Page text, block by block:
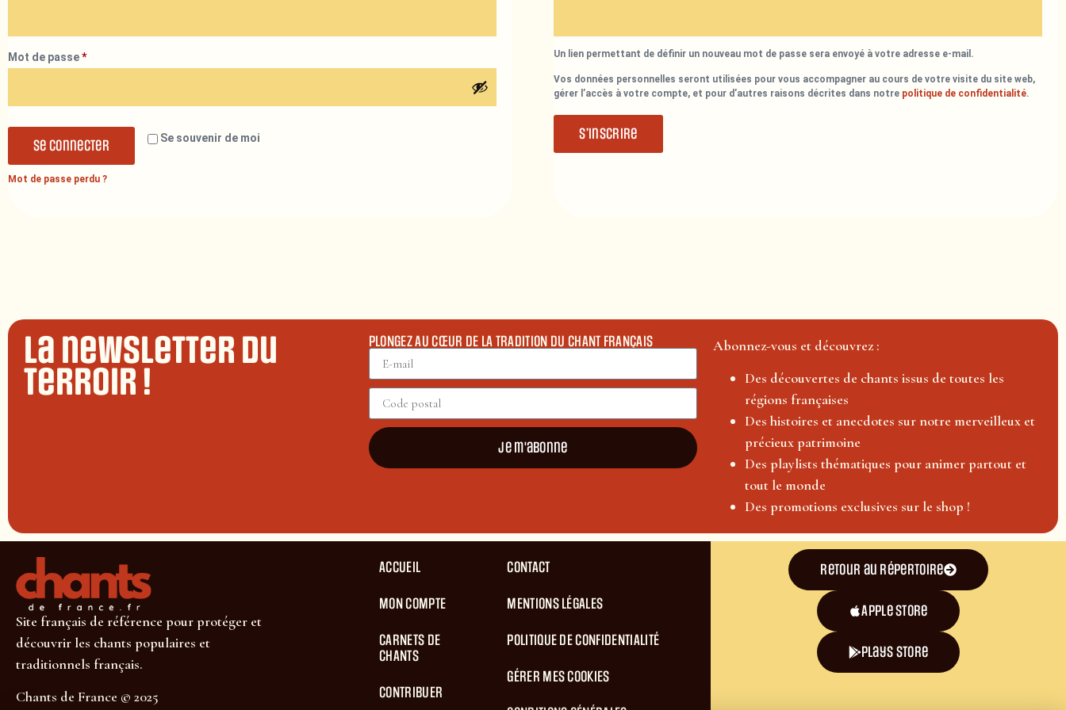
Mot de passe*
Se souvenir de moi
Se connecter
Mot de passe perdu ?
Un lien permettant de définir un nouveau mot de passe sera envoyé à votre adresse e-mail.
Vos données personnelles seront utilisées pour vous accompagner au cours de votre visite du site web,
gérer l’accès à votre compte, et pour d’autres raisons décrites dans notre politique de confidentialité.
S’inscrire
La newsletter du
terroir !
PLONGEZ AU CŒUR DE LA TRADITION DU CHANT FRANÇAIS
Je m'abonne
Abonnez-vous et découvrez :
Des découvertes de chants issus de toutes les
régions françaises
Des histoires et anecdotes sur notre merveilleux et
précieux patrimoine
Des playlists thématiques pour animer partout et
tout le monde
Des promotions exclusives sur le shop !
Site français de référence pour protéger et
découvrir les chants populaires et
traditionnels français.
Chants de France © 2025
ACCUEIL
MON COMPTE
CARNETS DE
CHANTS
CONTRIBUER
CONTACT
MENTIONS LÉGALES
POLITIQUE DE CONFIDENTIALITÉ
GÉRER MES COOKIES
Retour au répertoire
Apple Store
plays store